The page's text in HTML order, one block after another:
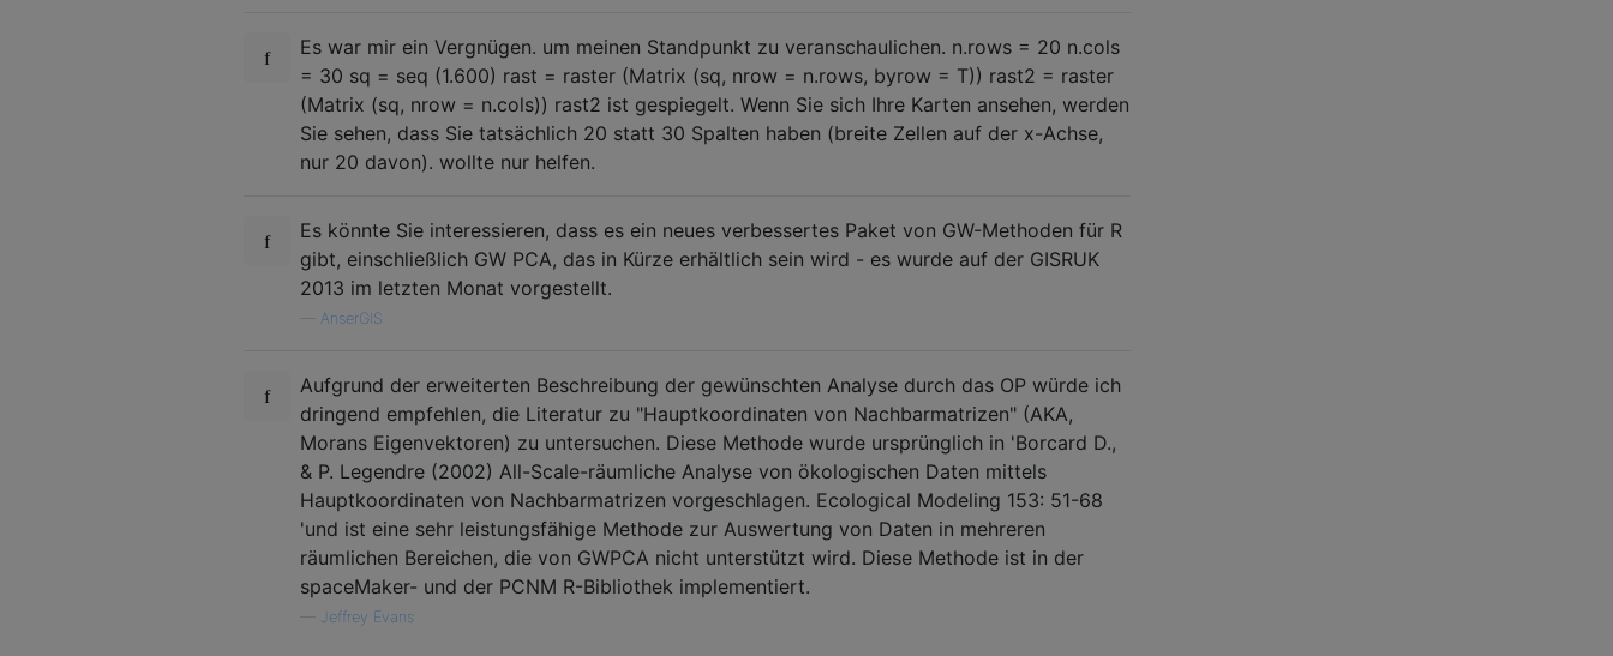
Es war mir ein Vergnügen. um meinen Standpunkt zu veranschaulichen. n.rows = 20 n.cols
= 30 sq = seq (1.600) rast = raster (Matrix (sq, nrow = n.rows, byrow = T)) rast2 = raster
(Matrix (sq, nrow = n.cols)) rast2 ist gespiegelt. Wenn Sie sich Ihre Karten ansehen, werden
Sie sehen, dass Sie tatsächlich 20 statt 30 Spalten haben (breite Zellen auf der x-Achse,
nur 20 davon). wollte nur helfen.
Es könnte Sie interessieren, dass es ein neues verbessertes Paket von GW-Methoden für R
gibt, einschließlich GW PCA, das in Kürze erhältlich sein wird - es wurde auf der GISRUK
2013 im letzten Monat vorgestellt.
AnserGIS
Aufgrund der erweiterten Beschreibung der gewünschten Analyse durch das OP würde ich
dringend empfehlen, die Literatur zu "Hauptkoordinaten von Nachbarmatrizen" (AKA,
Morans Eigenvektoren) zu untersuchen. Diese Methode wurde ursprünglich in 'Borcard D.,
& P. ​​Legendre (2002) All-Scale-räumliche Analyse von ökologischen Daten mittels
Hauptkoordinaten von Nachbarmatrizen vorgeschlagen. Ecological Modeling 153: 51-68
'und ist eine sehr leistungsfähige Methode zur Auswertung von Daten in mehreren
räumlichen Bereichen, die von GWPCA nicht unterstützt wird. Diese Methode ist in der
spaceMaker- und der PCNM R-Bibliothek implementiert.
Jeffrey Evans